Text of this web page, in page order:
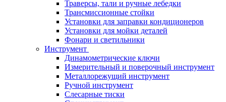
Траверсы, тали и ручные лебедки
Трансмиссионные стойки
Установки для заправки кондиционеров
Установки для мойки деталей
Фонари и светильники
Инструмент
Динамометрические ключи
Измерительный и поверочный инструмент
Металлорежущий инструмент
Ручной инструмент
Слесарные тиски